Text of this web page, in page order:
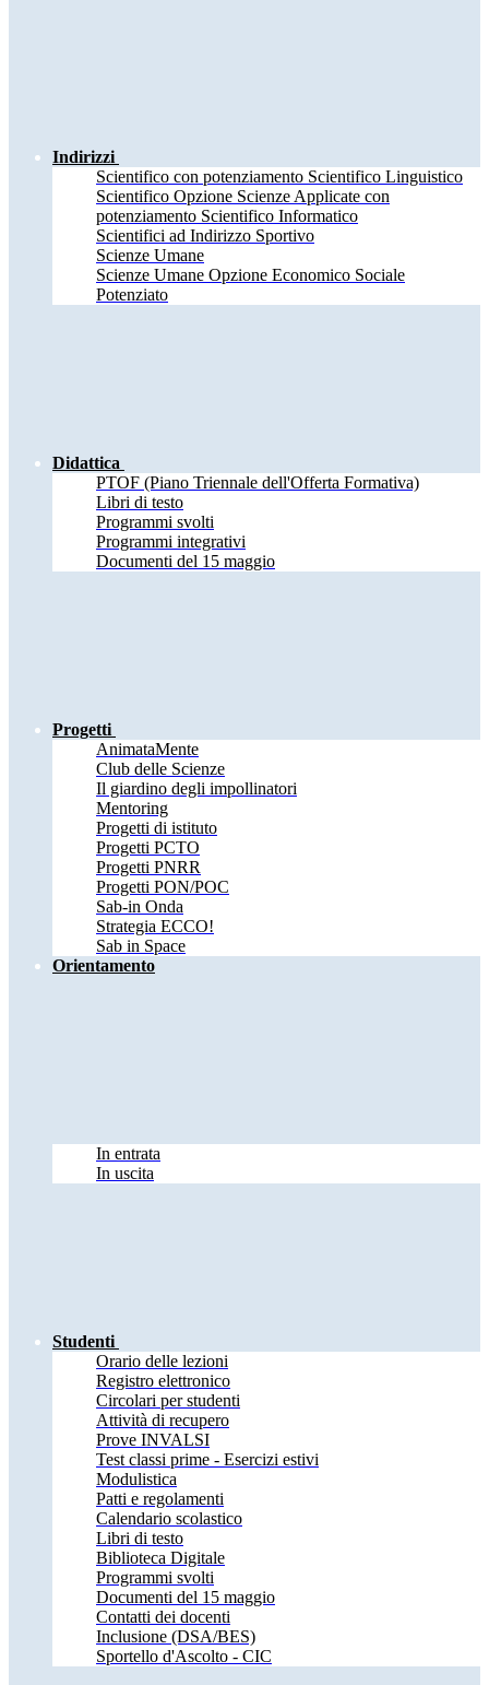
Indirizzi
Scientifico con potenziamento Scientifico Linguistico
Scientifico Opzione Scienze Applicate con
potenziamento Scientifico Informatico
Scientifici ad Indirizzo Sportivo
Scienze Umane
Scienze Umane Opzione Economico Sociale
Potenziato
Didattica
PTOF (Piano Triennale dell'Offerta Formativa)
Libri di testo
Programmi svolti
Programmi integrativi
Documenti del 15 maggio
Progetti
AnimataMente
Club delle Scienze
Il giardino degli impollinatori
Mentoring
Progetti di istituto
Progetti PCTO
Progetti PNRR
Progetti PON/POC
Sab-in Onda
Strategia ECCO!
Sab in Space
Orientamento
In entrata
In uscita
Studenti
Orario delle lezioni
Registro elettronico
Circolari per studenti
Attività di recupero
Prove INVALSI
Test classi prime - Esercizi estivi
Modulistica
Patti e regolamenti
Calendario scolastico
Libri di testo
Biblioteca Digitale
Programmi svolti
Documenti del 15 maggio
Contatti dei docenti
Inclusione (DSA/BES)
Sportello d'Ascolto - CIC